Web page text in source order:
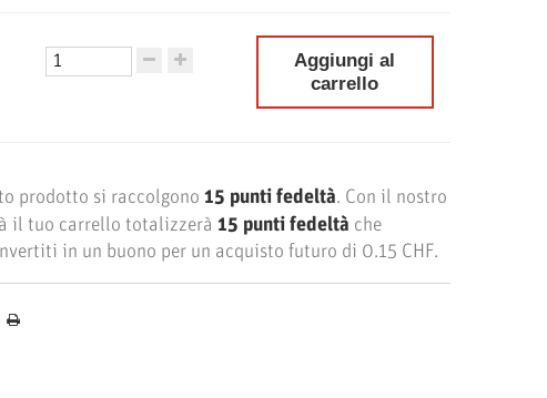
Aggiungi al
carrello
prodotto si raccolgono 15 punti fedeltà. Con il nostro
il tuo carrello totalizzerà 15 punti fedeltà che
in un buono per un acquisto futuro di 0.15 CHF.